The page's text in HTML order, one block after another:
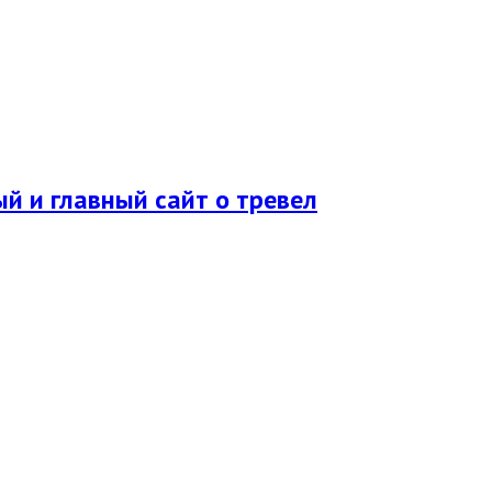
и главный сайт о тревел